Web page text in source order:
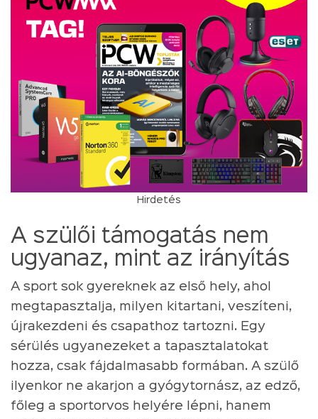
Hirdetés
A szülői támogatás nem
ugyanaz, mint az irányítás
A sport sok gyereknek az első hely, ahol
megtapasztalja, milyen kitartani, veszíteni,
újrakezdeni és csapathoz tartozni. Egy
sérülés ugyanezeket a tapasztalatokat
hozza, csak fájdalmasabb formában. A szülő
ilyenkor ne akarjon a gyógytornász, az edző,
főleg a sportorvos helyére lépni, hanem